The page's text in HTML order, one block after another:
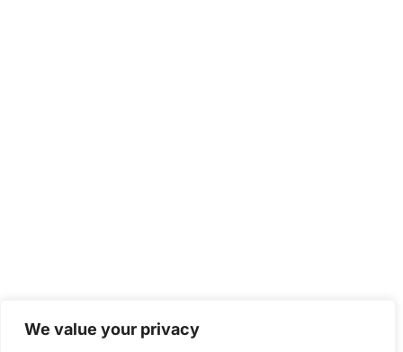
We value your privacy